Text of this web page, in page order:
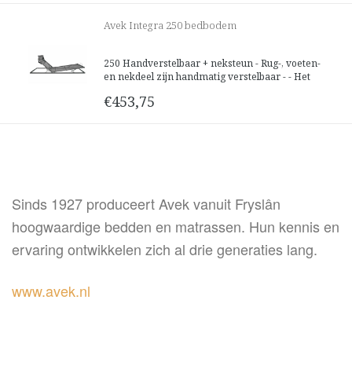
Avek Integra 250 bedbodem
250 Handverstelbaar + neksteun - Rug-, voeten-
en nekdeel zijn handmatig verstelbaar - - Het
lichaamscontouren nauwkeurig en geeft
€453,75
Sinds 1927 produceert Avek vanuit Fryslân
hoogwaardige bedden en matrassen. Hun kennis en
ervaring ontwikkelen zich al drie generaties lang.
www.avek.nl